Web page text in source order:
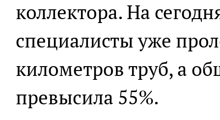
коллектора. На
специалисты уже
километров труб, а
превысила 55%.